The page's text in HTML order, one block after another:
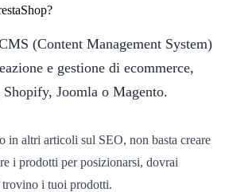
(Content Management System)
e gestione di ecommerce,
Shopify, Joomla o Magento.
in altri articoli sul SEO, non basta creare
i prodotti per posizionarsi, dovrai
i tuoi prodotti.